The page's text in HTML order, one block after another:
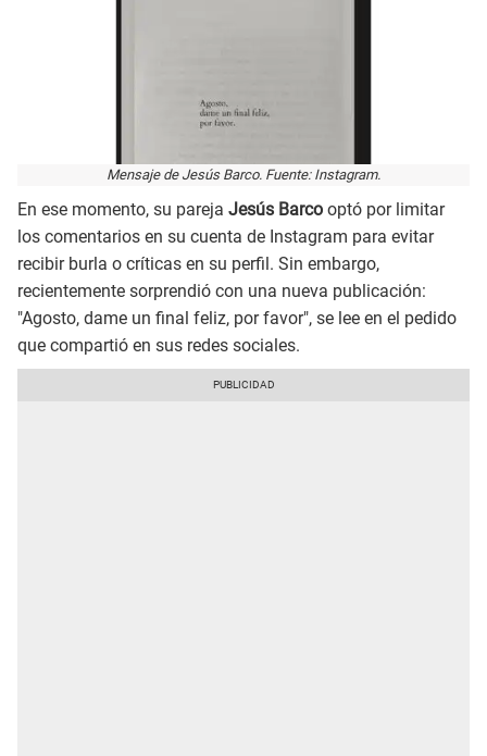
Mensaje de Jesús Barco. Fuente: Instagram.
En ese momento, su pareja Jesús Barco optó por limitar
los comentarios en su cuenta de Instagram para evitar
recibir burla o críticas en su perfil. Sin embargo,
recientemente sorprendió con una nueva publicación:
"Agosto, dame un final feliz, por favor", se lee en el pedido
que compartió en sus redes sociales.